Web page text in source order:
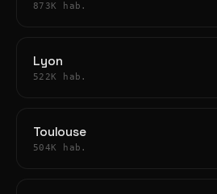
873K hab.
Lyon
522K hab.
Toulouse
504K hab.